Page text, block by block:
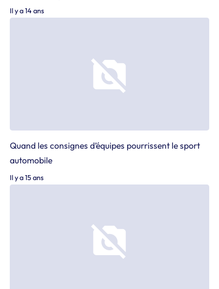
Il y a 14 ans
Quand les consignes d’équipes pourrissent le sport
automobile
Il y a 15 ans